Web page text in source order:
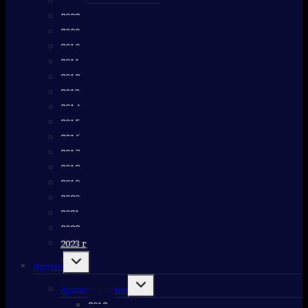
2008 г
2009 г
2010 г
2011 г
2012 г
2013 г
2014 г
2015 г
2016 г
2017 г
2018 г
2019 г
2020 г
2021 г
2022 г
2023 г
Аудио
Переключить
дочернее
меню
Аудиолекции
Переключить
дочернее
меню
2012 г